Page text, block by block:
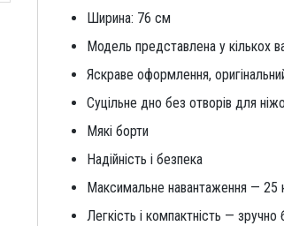
Ширина: 76 см
Модель представлена у кількох
Яскраве оформлення,
Суцільне дно без отворів для
Мякі борти
Надійність і безпека
Максимальне навантаження — 25
Легкість і компактність — зручно